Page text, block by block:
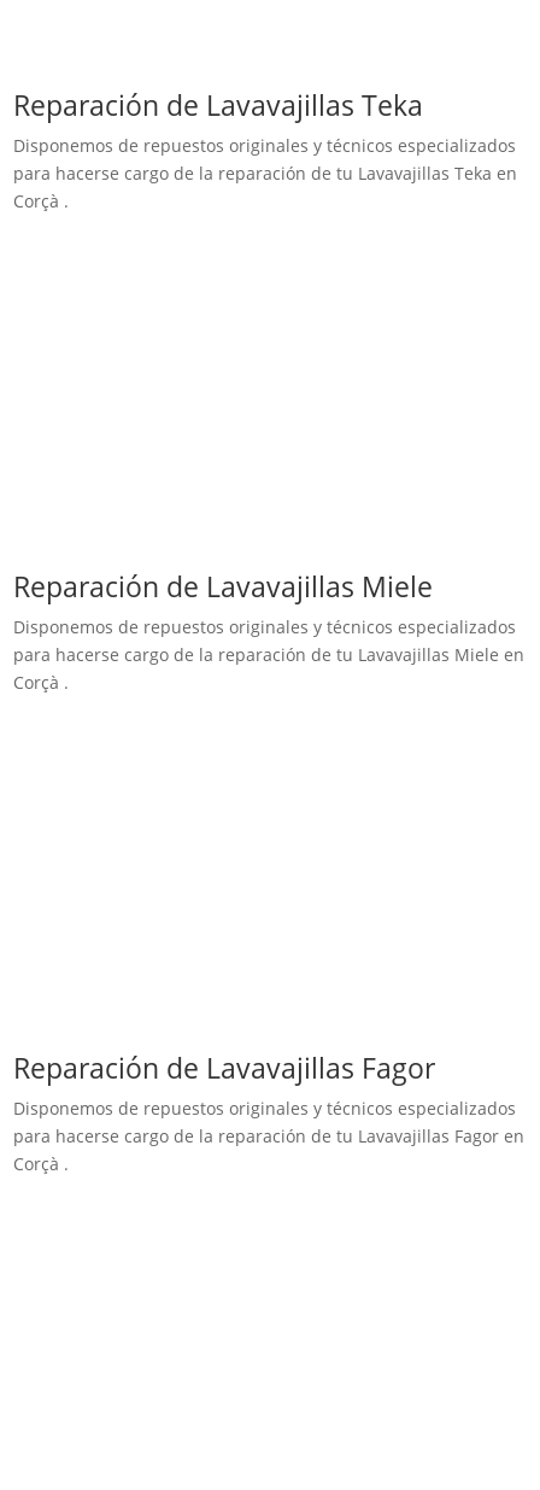
Reparación de Lavavajillas Teka
Disponemos de repuestos originales y técnicos especializados
para hacerse cargo de la reparación de tu Lavavajillas Teka en
Corçà .
Reparación de Lavavajillas Miele
Disponemos de repuestos originales y técnicos especializados
para hacerse cargo de la reparación de tu Lavavajillas Miele en
Corçà .
Reparación de Lavavajillas Fagor
Disponemos de repuestos originales y técnicos especializados
para hacerse cargo de la reparación de tu Lavavajillas Fagor en
Corçà .